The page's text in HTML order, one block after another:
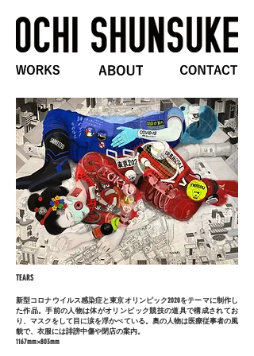
TEARS
新型コロナウイルス感染症と東京オリンピック2020をテーマに制作し
た作品。手前の人物は体がオリンピック競技の道具で構成されてお
り、マスクをして目に涙を浮かべている。奥の人物は医療従事者の風
貌で、衣服には誹謗中傷や閉店の案内。
1167mm×803mm